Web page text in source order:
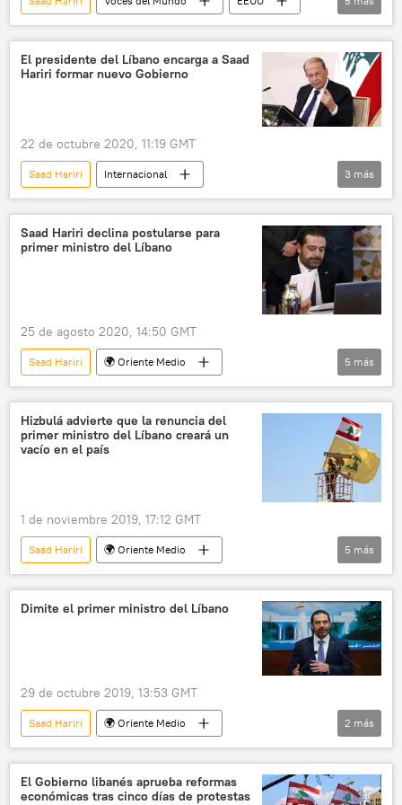
China
Libia
devaluación
exportaciones
protestas
El presidente del Líbano encarga a Saad
Hariri formar nuevo Gobierno
22 de octubre 2020, 11:19 GMT
Saad Hariri
Internacional
🌍 Oriente Medio
Líbano
Michel Aoun
noticias
3 más
Saad Hariri declina postularse para
primer ministro del Líbano
25 de agosto 2020, 14:50 GMT
Saad Hariri
🌍 Oriente Medio
Internacional
Líbano
candidatos
nuevo gobierno
postulación
noticias
5 más
Hizbulá advierte que la renuncia del
primer ministro del Líbano creará un
vacío en el país
1 de noviembre 2019, 17:12 GMT
Saad Hariri
🌍 Oriente Medio
Internacional
Hizbulá
Líbano
Hasán Nasralá
política noticias
5 más
Dimite el primer ministro del Líbano
29 de octubre 2019, 13:53 GMT
Saad Hariri
🌍 Oriente Medio
Internacional
Líbano noticias
2 más
El Gobierno libanés aprueba reformas
económicas tras cinco días de protestas